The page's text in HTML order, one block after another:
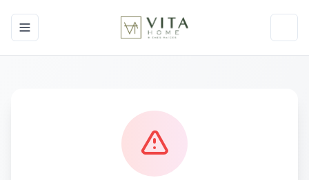
Toggle navigation menu